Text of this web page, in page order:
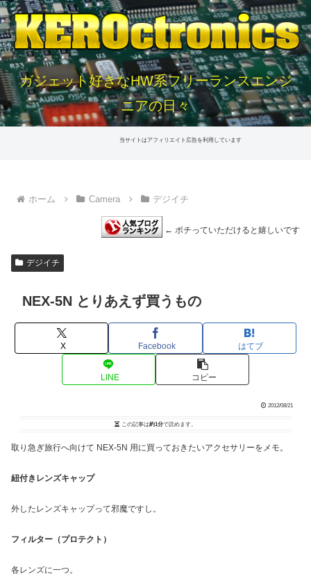
ガジェット好きなHW系フリーランスエンジ
ニアの日々
当サイトはアフィリエイト広告を利用しています
ホーム Camera デジイチ
← ポチっていただけると嬉しいです
デジイチ
NEX-5N とりあえず買うもの
X Facebook はてブ
LINE コピー
2012/08/21
この記事は約1分で読めます。
取り急ぎ旅行へ向けて NEX-5N 用に買っておきたいアクセサリーをメモ。
紐付きレンズキャップ
外したレンズキャップって邪魔ですし。
フィルター（プロテクト）
各レンズに一つ。